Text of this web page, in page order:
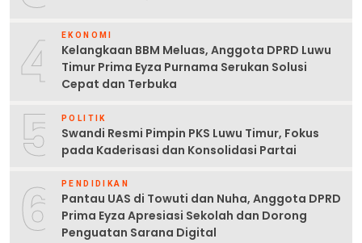
4 EKONOMI
Kelangkaan BBM Meluas, Anggota DPRD Luwu
Timur Prima Eyza Purnama Serukan Solusi
Cepat dan Terbuka
5 POLITIK
Swandi Resmi Pimpin PKS Luwu Timur, Fokus
pada Kaderisasi dan Konsolidasi Partai
6 PENDIDIKAN
Pantau UAS di Towuti dan Nuha, Anggota DPRD
Prima Eyza Apresiasi Sekolah dan Dorong
Penguatan Sarana Digital